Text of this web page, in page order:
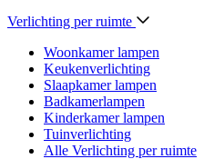
Verlichting per ruimte
Woonkamer lampen
Keukenverlichting
Slaapkamer lampen
Badkamerlampen
Kinderkamer lampen
Tuinverlichting
Alle Verlichting per ruimte